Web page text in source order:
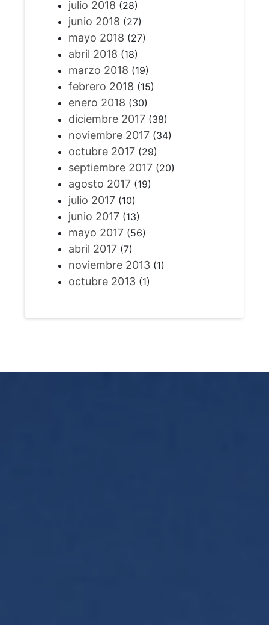
julio 2018 (28)
junio 2018 (27)
mayo 2018 (27)
abril 2018 (18)
marzo 2018 (19)
febrero 2018 (15)
enero 2018 (30)
diciembre 2017(38)
noviembre 2017(34)
octubre 2017(29)
septiembre 2017(20)
agosto 2017(19)
julio 2017(10)
junio 2017(13)
mayo 2017(56)
abril 2017(7)
noviembre 2013(1)
octubre 2013(1)